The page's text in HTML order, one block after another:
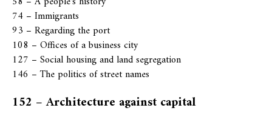
74 – Immigrants
93 – Regarding the port
108 – Offices of a business city
127 – Social housing and land segregation
146 – The politics of street names
152 – Architecture against capital